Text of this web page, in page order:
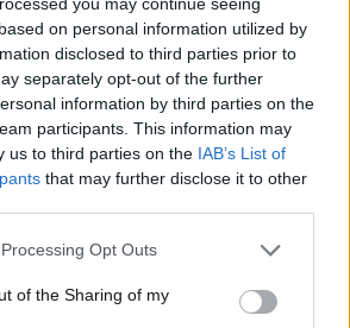
on personal information utilized by
disclosed to third parties prior to
separately opt-out of the further
information by third parties on the
participants. This information may
us to third parties on the IAB’s List of
that may further disclose it to other
website/app uses one or more Google
or usage behaviour. You may click to
to Google and its third-party tags to
Opt Outs
of the Sharing of my
για κλοπή καλωδίων στον
νεκρό 72χρονο: Τον
οι δύο συνεργοί
πρώτοι όλες τις ειδήσεις